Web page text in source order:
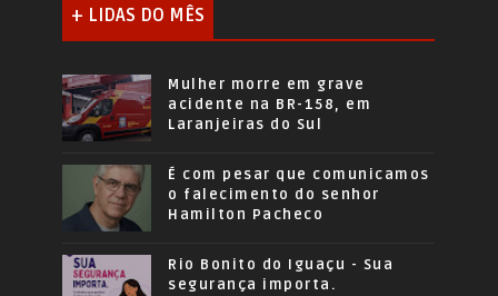
+ LIDAS DO MÊS
Mulher morre em grave
acidente na BR-158, em
Laranjeiras do Sul
É com pesar que comunicamos
o falecimento do senhor
Hamilton Pacheco
Rio Bonito do Iguaçu - Sua
segurança importa.